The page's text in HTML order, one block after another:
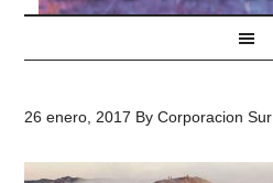
26 enero, 2017 ByCorporacion Sur